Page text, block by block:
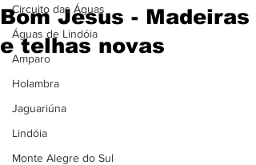
Circuito das Águas
Águas de Lindóia
Amparo
Holambra
Jaguariúna
Lindóia
Monte Alegre do Sul
Bom Jesus - Madeiras
e telhas novas